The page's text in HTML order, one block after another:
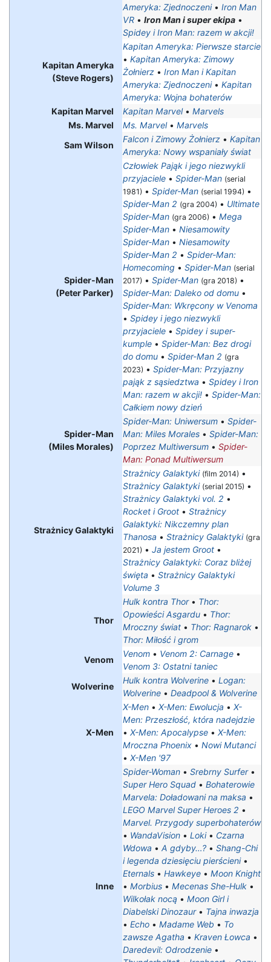
Ameryka: Zjednoczeni• Iron Man
VR • Iron Man i super ekipa •
Spidey i Iron Man: razem w akcji!
Kapitan Ameryka
(Steve Rogers)
Kapitan Ameryka: Pierwsze starcie
• Kapitan Ameryka: Zimowy
Żołnierz • Iron Man i Kapitan
Ameryka: Zjednoczeni• Kapitan
Ameryka: Wojna bohaterów
Kapitan Marvel
Kapitan Marvel• Marvels
Ms. Marvel
Ms. Marvel• Marvels
Sam Wilson
Falcon i Zimowy Żołnierz • Kapitan
Ameryka: Nowy wspaniały świat
Spider-Man
(Peter Parker)
Człowiek Pająk i jego niezwykli
przyjaciele • Spider-Man (serial
1981) • Spider-Man (serial 1994) •
Spider-Man 2 (gra 2004) • Ultimate
Spider-Man (gra 2006) • Mega
Spider-Man • Niesamowity
Spider-Man • Niesamowity
Spider-Man 2 • Spider-Man:
Homecoming • Spider-Man (serial
2017) • Spider-Man (gra 2018) •
Spider-Man: Daleko od domu •
Spider-Man: Wkręcony w Venoma
• Spidey i jego niezwykli
przyjaciele • Spidey i super-
kumple • Spider-Man: Bez drogi
do domu • Spider-Man 2 (gra
2023) • Spider-Man: Przyjazny
pająk z sąsiedztwa • Spidey i Iron
Man: razem w akcji! • Spider-Man:
Całkiem nowy dzień
Spider-Man
(Miles Morales)
Spider-Man: Uniwersum • Spider-
Man: Miles Morales • Spider-Man:
Poprzez Multiwersum • Spider-
Man: Ponad Multiwersum
Strażnicy Galaktyki
Strażnicy Galaktyki (film 2014) •
Strażnicy Galaktyki (serial 2015) •
Strażnicy Galaktyki vol. 2 •
Rocket i Groot • Strażnicy
Galaktyki: Nikczemny plan
Thanosa • Strażnicy Galaktyki (gra
2021) • Ja jestem Groot •
Strażnicy Galaktyki: Coraz bliżej
święta • Strażnicy Galaktyki
Volume 3
Thor
Hulk kontra Thor• Thor:
Opowieści Asgardu • Thor:
Mroczny świat • Thor: Ragnarok •
Thor: Miłość i grom
Venom
Venom • Venom 2: Carnage •
Venom 3: Ostatni taniec
Wolverine
Hulk kontra Wolverine • Logan:
Wolverine • Deadpool & Wolverine
X-Men
X-Men • X-Men: Ewolucja • X-
Men: Przeszłość, która nadejdzie
• X-Men: Apocalypse • X-Men:
Mroczna Phoenix • Nowi Mutanci
• X-Men '97
Inne
Spider-Woman • Srebrny Surfer•
Super Hero Squad • Bohaterowie
Marvela: Doładowani na maksa‎ •
LEGO Marvel Super Heroes 2 •
Marvel. Przygody superbohaterów
• WandaVision • Loki• Czarna
Wdowa • A gdyby…? • Shang-Chi
i legenda dziesięciu pierścieni•
Eternals • Hawkeye • Moon Knight
• Morbius • Mecenas She-Hulk •
Wilkołak nocą • Moon Girl i
Diabelski Dinozaur• Tajna inwazja
• Echo • Madame Web • To
zawsze Agatha • Kraven Łowca •
Daredevil: Odrodzenie •